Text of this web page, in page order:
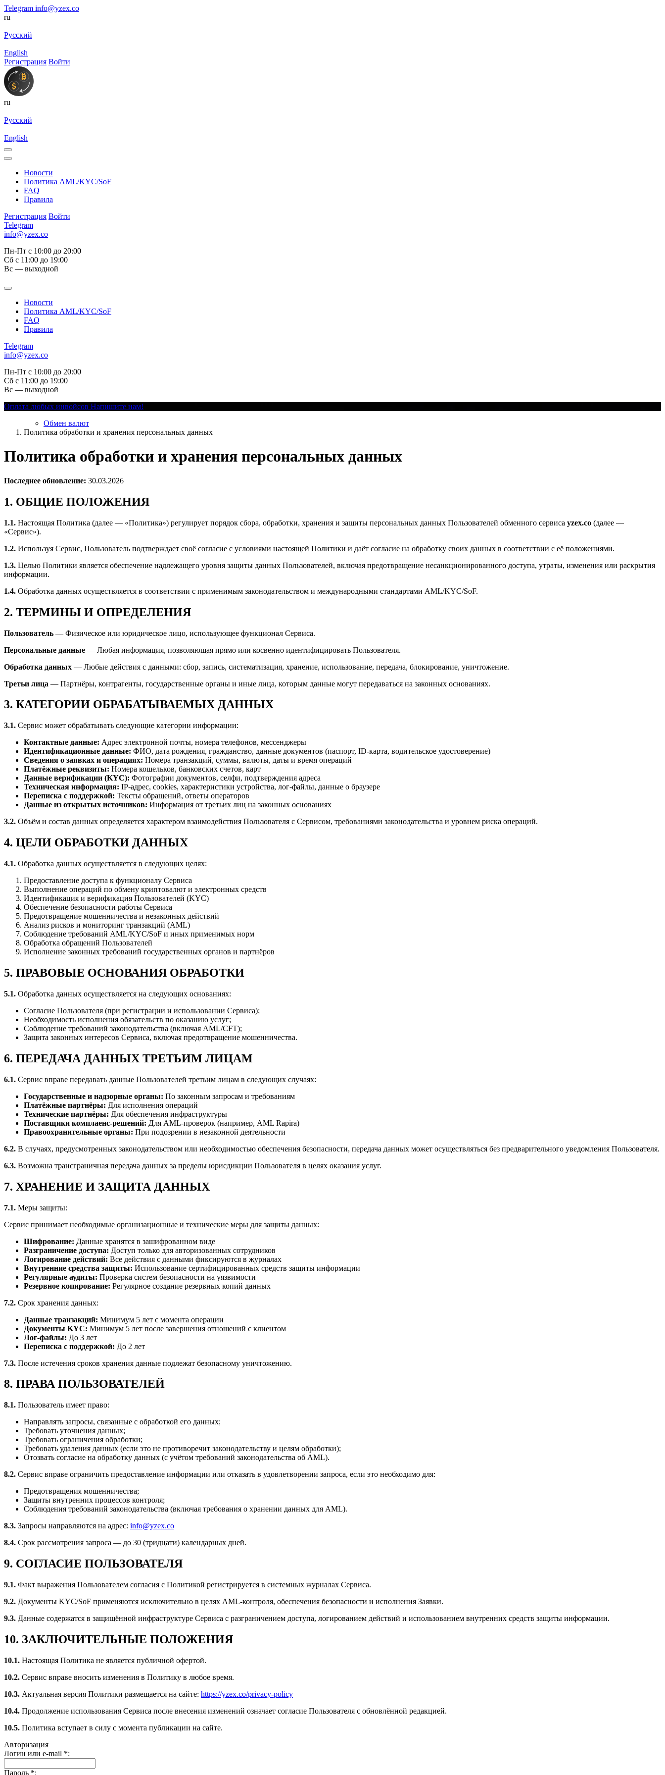
Telegram info@yzex.co
ru
Русский
English
Регистрация Войти
ru
Русский
English
Новости
Политика AML/KYC/SoF
FAQ
Правила
Регистрация Войти
Telegram
info@yzex.co
Пн-Пт с 10:00 до 20:00
Сб с 11:00 до 19:00
Вс — выходной
Новости
Политика AML/KYC/SoF
FAQ
Правила
Telegram
info@yzex.co
Пн-Пт с 10:00 до 20:00
Сб с 11:00 до 19:00
Вс — выходной
Оплата любых инвойсов Напишите нам!
Обмен валют
Политика обработки и хранения персональных данных
Политика обработки и хранения персональных данных
Последнее обновление: 30.03.2026
1. ОБЩИЕ ПОЛОЖЕНИЯ
1.1. Настоящая Политика (далее — «Политика») регулирует порядок сбора, обработки, хранения и защиты персональных данных Пользователей обменного сервиса yzex.co (далее —
«Сервис»).
1.2. Используя Сервис, Пользователь подтверждает своё согласие с условиями настоящей Политики и даёт согласие на обработку своих данных в соответствии с её положениями.
1.3. Целью Политики является обеспечение надлежащего уровня защиты данных Пользователей, включая предотвращение несанкционированного доступа, утраты, изменения или раскрытия
информации.
1.4. Обработка данных осуществляется в соответствии с применимым законодательством и международными стандартами AML/KYC/SoF.
2. ТЕРМИНЫ И ОПРЕДЕЛЕНИЯ
Пользователь — Физическое или юридическое лицо, использующее функционал Сервиса.
Персональные данные — Любая информация, позволяющая прямо или косвенно идентифицировать Пользователя.
Обработка данных — Любые действия с данными: сбор, запись, систематизация, хранение, использование, передача, блокирование, уничтожение.
Третьи лица — Партнёры, контрагенты, государственные органы и иные лица, которым данные могут передаваться на законных основаниях.
3. КАТЕГОРИИ ОБРАБАТЫВАЕМЫХ ДАННЫХ
3.1. Сервис может обрабатывать следующие категории информации:
Контактные данные: Адрес электронной почты, номера телефонов, мессенджеры
Идентификационные данные: ФИО, дата рождения, гражданство, данные документов (паспорт, ID-карта, водительское удостоверение)
Сведения о заявках и операциях: Номера транзакций, суммы, валюты, даты и время операций
Платёжные реквизиты: Номера кошельков, банковских счетов, карт
Данные верификации (KYC): Фотографии документов, селфи, подтверждения адреса
Техническая информация: IP-адрес, cookies, характеристики устройства, лог-файлы, данные о браузере
Переписка с поддержкой: Тексты обращений, ответы операторов
Данные из открытых источников: Информация от третьих лиц на законных основаниях
3.2. Объём и состав данных определяется характером взаимодействия Пользователя с Сервисом, требованиями законодательства и уровнем риска операций.
4. ЦЕЛИ ОБРАБОТКИ ДАННЫХ
4.1. Обработка данных осуществляется в следующих целях:
Предоставление доступа к функционалу Сервиса
Выполнение операций по обмену криптовалют и электронных средств
Идентификация и верификация Пользователей (KYC)
Обеспечение безопасности работы Сервиса
Предотвращение мошенничества и незаконных действий
Анализ рисков и мониторинг транзакций (AML)
Соблюдение требований AML/KYC/SoF и иных применимых норм
Обработка обращений Пользователей
Исполнение законных требований государственных органов и партнёров
5. ПРАВОВЫЕ ОСНОВАНИЯ ОБРАБОТКИ
5.1. Обработка данных осуществляется на следующих основаниях:
Согласие Пользователя (при регистрации и использовании Сервиса);
Необходимость исполнения обязательств по оказанию услуг;
Соблюдение требований законодательства (включая AML/CFT);
Защита законных интересов Сервиса, включая предотвращение мошенничества.
6. ПЕРЕДАЧА ДАННЫХ ТРЕТЬИМ ЛИЦАМ
6.1. Сервис вправе передавать данные Пользователей третьим лицам в следующих случаях:
Государственные и надзорные органы: По законным запросам и требованиям
Платёжные партнёры: Для исполнения операций
Технические партнёры: Для обеспечения инфраструктуры
Поставщики комплаенс-решений: Для AML-проверок (например, AML Rapira)
Правоохранительные органы: При подозрении в незаконной деятельности
6.2. В случаях, предусмотренных законодательством или необходимостью обеспечения безопасности, передача данных может осуществляться без предварительного уведомления Пользователя.
6.3. Возможна трансграничная передача данных за пределы юрисдикции Пользователя в целях оказания услуг.
7. ХРАНЕНИЕ И ЗАЩИТА ДАННЫХ
7.1. Меры защиты:
Сервис принимает необходимые организационные и технические меры для защиты данных:
Шифрование: Данные хранятся в зашифрованном виде
Разграничение доступа: Доступ только для авторизованных сотрудников
Логирование действий: Все действия с данными фиксируются в журналах
Внутренние средства защиты: Использование сертифицированных средств защиты информации
Регулярные аудиты: Проверка систем безопасности на уязвимости
Резервное копирование: Регулярное создание резервных копий данных
7.2. Срок хранения данных:
Данные транзакций: Минимум 5 лет с момента операции
Документы KYC: Минимум 5 лет после завершения отношений с клиентом
Лог-файлы: До 3 лет
Переписка с поддержкой: До 2 лет
7.3. После истечения сроков хранения данные подлежат безопасному уничтожению.
8. ПРАВА ПОЛЬЗОВАТЕЛЕЙ
8.1. Пользователь имеет право:
Направлять запросы, связанные с обработкой его данных;
Требовать уточнения данных;
Требовать ограничения обработки;
Требовать удаления данных (если это не противоречит законодательству и целям обработки);
Отозвать согласие на обработку данных (с учётом требований законодательства об AML).
8.2. Сервис вправе ограничить предоставление информации или отказать в удовлетворении запроса, если это необходимо для:
Предотвращения мошенничества;
Защиты внутренних процессов контроля;
Соблюдения требований законодательства (включая требования о хранении данных для AML).
8.3. Запросы направляются на адрес: info@yzex.co
8.4. Срок рассмотрения запроса — до 30 (тридцати) календарных дней.
9. СОГЛАСИЕ ПОЛЬЗОВАТЕЛЯ
9.1. Факт выражения Пользователем согласия с Политикой регистрируется в системных журналах Сервиса.
9.2. Документы KYC/SoF применяются исключительно в целях AML-контроля, обеспечения безопасности и исполнения Заявки.
9.3. Данные содержатся в защищённой инфраструктуре Сервиса с разграничением доступа, логированием действий и использованием внутренних средств защиты информации.
10. ЗАКЛЮЧИТЕЛЬНЫЕ ПОЛОЖЕНИЯ
10.1. Настоящая Политика не является публичной офертой.
10.2. Сервис вправе вносить изменения в Политику в любое время.
10.3. Актуальная версия Политики размещается на сайте: https://yzex.co/privacy-policy
10.4. Продолжение использования Сервиса после внесения изменений означает согласие Пользователя с обновлённой редакцией.
10.5. Политика вступает в силу с момента публикации на сайте.
Авторизация
Логин или e-mail *:
Пароль *: